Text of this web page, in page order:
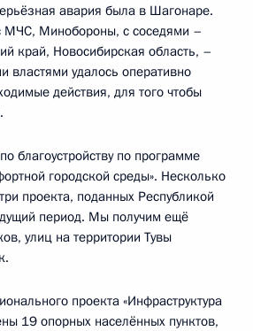
авария была в Шагонаре.
МЧС, Минобороны, с соседями –
край, Новосибирская область, –
властями удалось оперативно
действия, для того чтобы
благоустройству по программе
городской среды». Несколько
проекта, поданных Республикой
период. Мы получим ещё
улиц на территории Тувы
проекта «Инфраструктура
19 опорных населённых пунктов,